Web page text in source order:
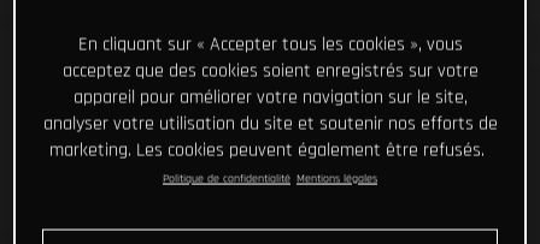
En cliquant sur « Accepter tous les cookies », vous
acceptez que des cookies soient enregistrés sur votre
appareil pour améliorer votre navigation sur le site,
analyser votre utilisation du site et soutenir nos efforts de
marketing. Les cookies peuvent également être refusés.
Politique de confidentialité Mentions légales